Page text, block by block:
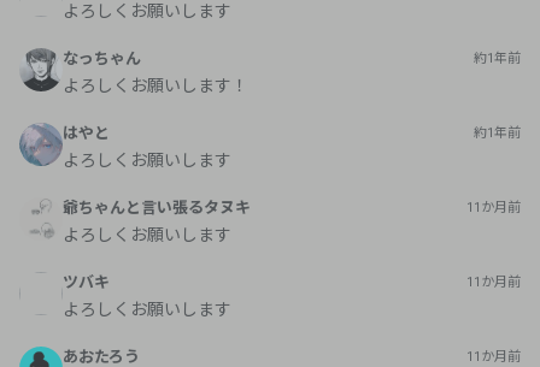
よろしくお願いします
なっちゃん 約1年前
よろしくお願いします！
はやと 約1年前
よろしくお願いします
爺ちゃんと言い張るタヌキ 11か月前
よろしくお願いします
ツバキ 11か月前
よろしくお願いします
あおたろう 11か月前